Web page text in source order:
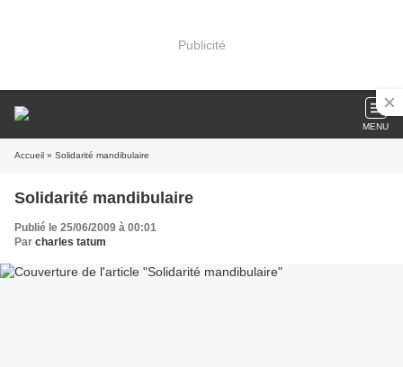
Publicité
MENU
Accueil » Solidarité mandibulaire
Solidarité mandibulaire
Publié le 25/06/2009 à 00:01
Par charles tatum